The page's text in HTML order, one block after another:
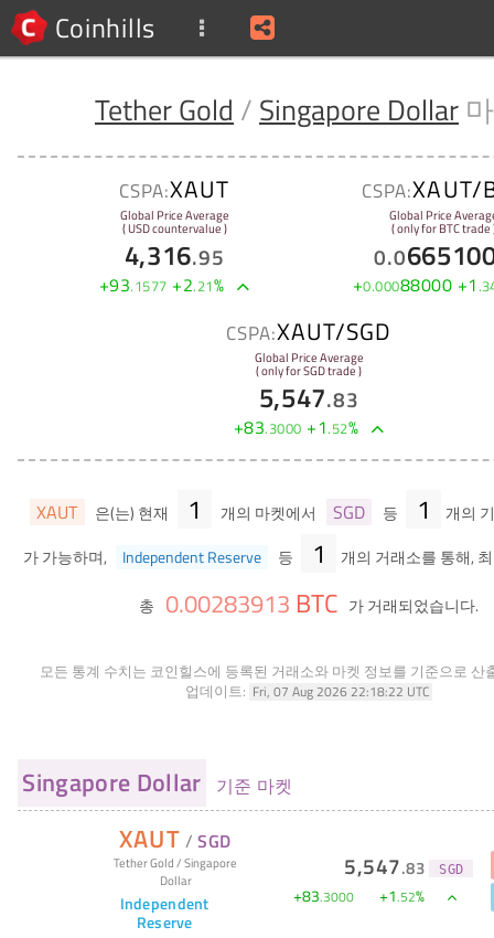
Coinhills
Tether Gold / Singapore Dollar
CSPA:XAUT
Global Price Average
( USD countervalue )
4,316.95
+93.1577 +2.21%
CSPA:XAUT/
Global Price
( only for BTC trade
0.0
+0.00088000 +1.
CSPA:XAUT/SGD
Global Price Average
( only for SGD trade )
5,547.83
+83.3000 +1.52%
XAUT 은(는) 현재 1 개의 마켓에서 SGD 등 1
개의
가 가능하며,
Independent Reserve 등 1 개의 거래소를 통해,
총 0.00283913 BTC 가 거래되었습니다.
모든 통계 수치는 코인힐스에 등록된 거래소와 마켓 정보를 기준으로 산
업데이트: Fri, 07 Aug 2026 22:18:22 UTC
Singapore Dollar 기준 마켓
XAUT / SGD
Tether Gold/Singapore
Dollar
Independent
Reserve
5,547.83 SGD
+83.3000 +1.52%